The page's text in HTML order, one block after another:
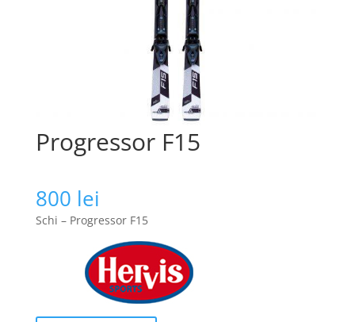
Progressor F15
800 lei
Schi – Progressor F15